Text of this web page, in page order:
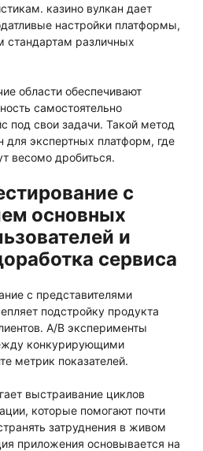
казино вулкан дает
настройки платформы,
стандартам различных
области обеспечивают
самостоятельно
под свои задачи. Такой метод
для экспертных платформ, где
весомо дробиться.
с
основных
и
сервиса
с представителями
подстройку продукта
A/B эксперименты
конкурирующими
метрик показателей.
выстраивание циклов
которые помогают почти
затруднения в живом
приложения основывается на